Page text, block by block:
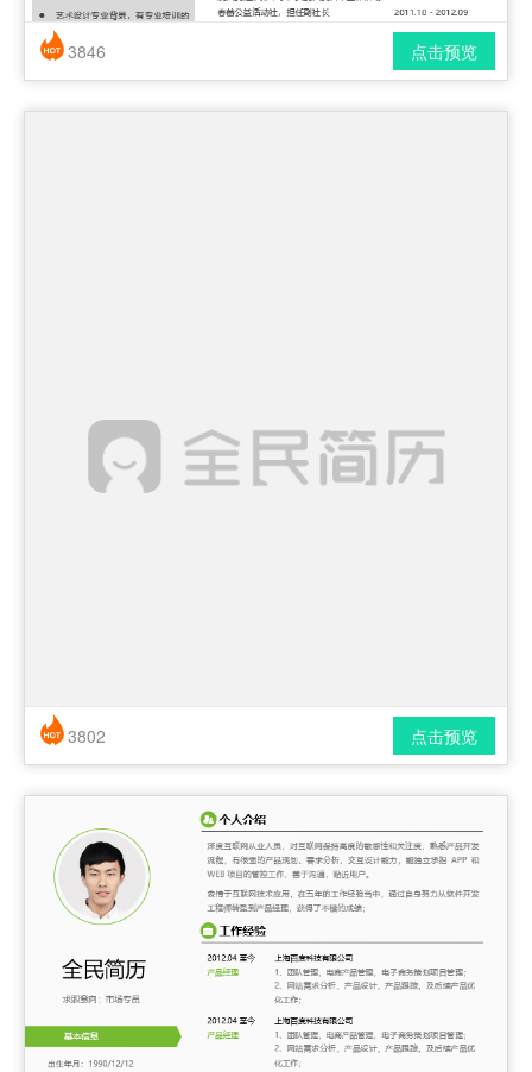
简历风格： 时尚 / 简洁 / 应届生
点击预览
3846
简历风格： 时尚 / 简洁 / 应届生
点击预览
3802